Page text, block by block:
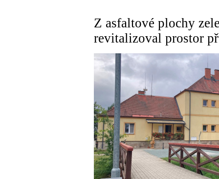
Z asfaltové plochy
revitalizoval prostor